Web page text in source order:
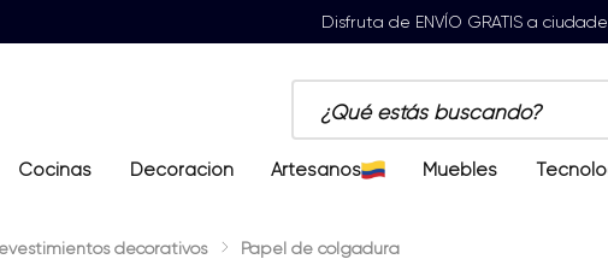
Disfruta de ENVÍO GRATIS a
¿Qué estás buscando?
Cocinas Decoración Artesanos Muebles
decorativos Papel de colgadura
Términos más buscados
. sanitario